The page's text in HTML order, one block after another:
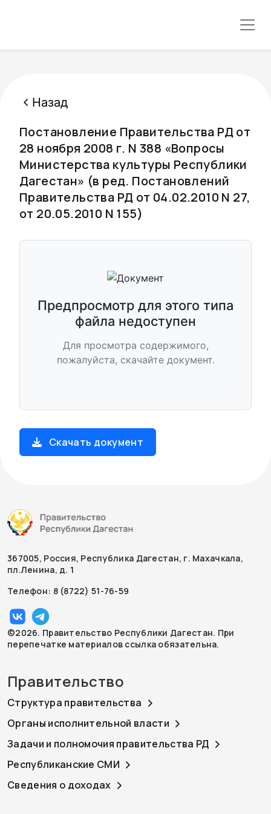
Назад
Постановление Правительства РД от
28 ноября 2008 г. N 388 «Вопросы
Министерства культуры Республики
Дагестан» (в ред. Постановлений
Правительства РД от 04.02.2010 N 27,
от 20.05.2010 N 155)
Предпросмотр для этого типа
файла недоступен
Для просмотра содержимого,
пожалуйста, скачайте документ.
Скачать документ
367005, Россия, Республика Дагестан, г. Махачкала,
пл.Ленина, д. 1
Телефон: 8 (8722) 51-76-59
©2026. Правительство Республики Дагестан. При
перепечатке материалов ссылка обязательна.
Правительство
Структура правительства
Органы исполнительной власти
Задачи и полномочия правительства РД
Республиканские СМИ
Сведения о доходах